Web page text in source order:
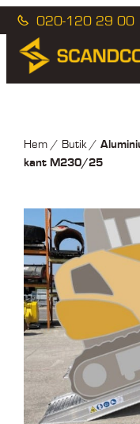
020-120 29 00
Hem/ Butik/
kant M230/25